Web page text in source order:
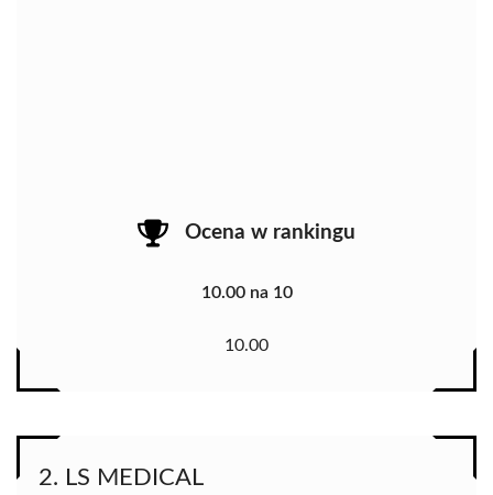
Ocena w rankingu
10.00 na 10
10.00
2. LS MEDICAL